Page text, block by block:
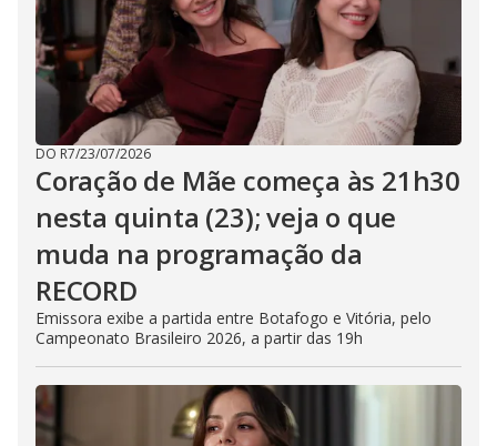
DO R7/23/07/2026
Coração de Mãe começa às 21h30
nesta quinta (23); veja o que
muda na programação da
RECORD
Emissora exibe a partida entre Botafogo e Vitória, pelo
Campeonato Brasileiro 2026, a partir das 19h